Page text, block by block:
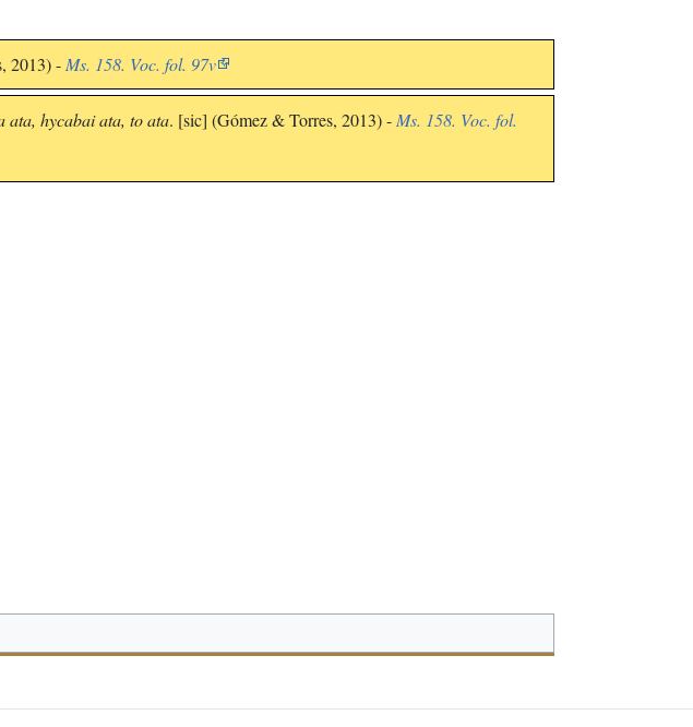
2013) - Ms. 158. Voc. fol. 97v
ata, hycabai ata, to ata. [sic] (Gómez & Torres, 2013) - Ms. 158. Voc. fol.